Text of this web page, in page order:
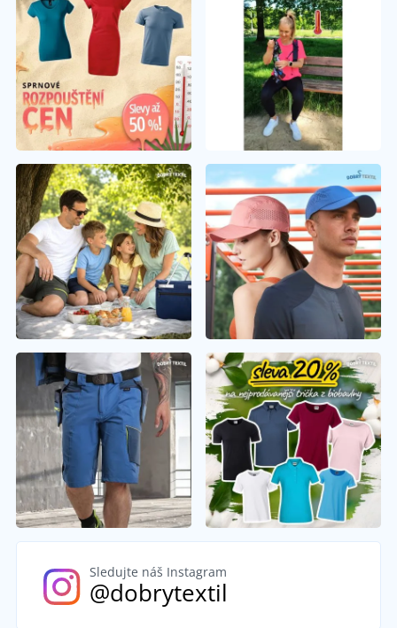
Sledujte náš Instagram
@dobrytextil